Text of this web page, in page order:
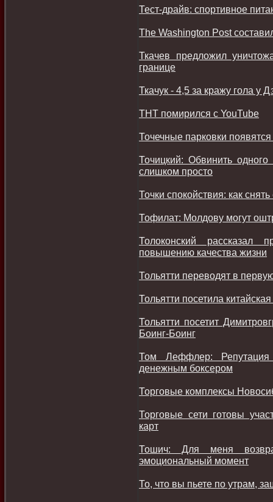
Тест-драйв: спортивное
The Washington Post
Ткачев предложил
границе
Ткачук - 4,5 за кражу гола
ТНТ помирился с YouTube
Точечные парковки
Точицкий: Обвинить
слишком просто
Точки спокойствия: как
Тофилат: Молдову могут
Толоконский рассказал
повышению качества жизни
Тольятти переводят в
Тольятти посетила
Тольятти посетит
Боинг-Боинг
Том Леффлер: Репутация
денежным боксером
Торговые комплексы
Торговые сети готовы
карт
Тошич: Для меня
эмоциональный момент
То, что вы пьете по утрам,